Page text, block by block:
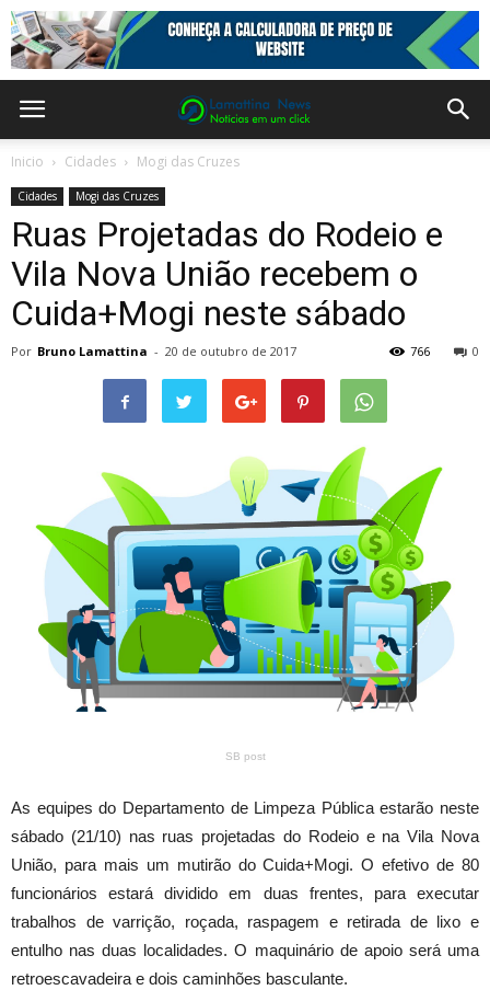
Inicio Cidades Mogi das Cruzes
Cidades Mogi das Cruzes
Ruas Projetadas do Rodeio e
Vila Nova União recebem o
Cuida+Mogi neste sábado
Por Bruno Lamattina - 20 de outubro de 2017 0
766
SB post
As equipes do Departamento de Limpeza Pública estarão neste
sábado (21/10) nas ruas projetadas do Rodeio e na Vila Nova
União, para mais um mutirão do Cuida+Mogi. O efetivo de 80
funcionários estará dividido em duas frentes, para executar
trabalhos de varrição, roçada, raspagem e retirada de lixo e
entulho nas duas localidades. O maquinário de apoio será uma
retroescavadeira e dois caminhões basculante.